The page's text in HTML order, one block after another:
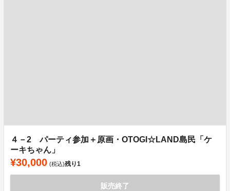
４－2 パーティ参加＋原画・OTOGI☆LAND島民「ケ
ーキちゃん」
¥30,000 (税込)残り1
販売終了